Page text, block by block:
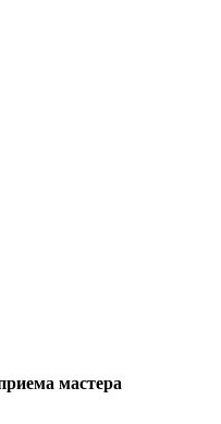
мастера